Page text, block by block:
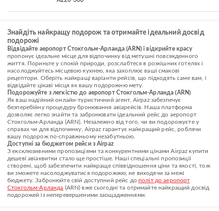
Знайдіть найкращу подорож та отримайте ідеальний досвід
подорожі
Відвідайте аеропорт Стокгольм-Арланда (ARN) і відкрийте красу
пропонує ідеальне місце для відпочинку від метушні повсякденного
життя. Пориньте у спокій природи, розслабтеся в розкішних готелях і
насолоджуйтесь місцевою кухнею, яка захоплює ваші смакові
рецептори. Оберіть найкращі варіанти рейсів, що підходять саме вам, і
відвідайте цікаві місця як вашу подорожню мету.
Подорожуйте з легкістю до аеропорт Стокгольм-Арланда (ARN)
Як ваш надійний онлайн-туристичний агент, Airpaz забезпечує
безперебійну процедуру бронювання авіарейсів. Наша платформа
дозволяє легко знайти та забронювати ідеальний рейс до аеропорт
Стокгольм-Арланда (ARN). Незалежно від того, чи ви подорожуєте у
справах чи для відпочинку, Airpaz гарантує найкращий рейс, роблячи
вашу подорож по-справжньому незабутньою.
Доступні за бюджетом рейси з Airpaz
З ексклюзивними пропозиціями та конкурентними цінами Airpaz купити
дешеві авіаквитки стало ще простіше. Наші спеціальні пропозиції
створені, щоб забезпечити найкраще співвідношення ціни та якості, тож
ви зможете насолоджуватися подорожжю, не виходячи за межі
бюджету. Забронюйте свій доступний рейс дополіт до аеропорт
Стокгольм-Арланда (ARN) вже сьогодні та отримайте найкращий досвід
подорожей із неперевершеними заощадженнями.